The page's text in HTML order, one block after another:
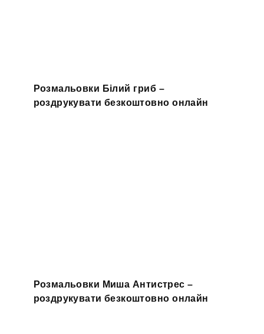
Розмальовки Білий гриб –
роздрукувати безкоштовно онлайн
Розмальовки Миша Антистрес –
роздрукувати безкоштовно онлайн